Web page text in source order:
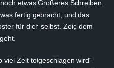
etwas Größeres Schreiben.
fertig gebracht, und das
für dich selbst. Zeig dem
viel Zeit totgeschlagen wird“